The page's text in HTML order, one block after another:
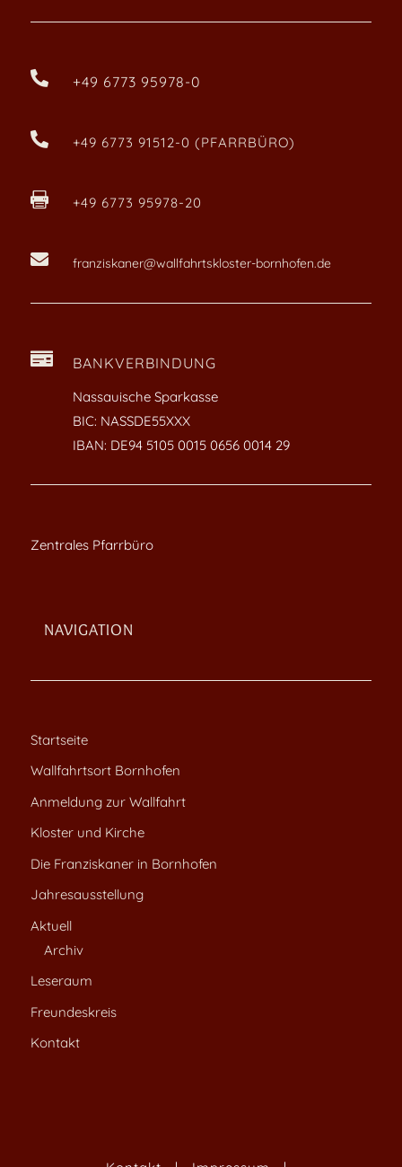
 +49 6773 95978-0
 +49 6773 91512-0 (PFARRBÜRO)
 +49 6773 95978-20
 franziskaner@wallfahrtskloster-bornhofen.de
 BANKVERBINDUNG
Nassauische Sparkasse
BIC: NASSDE55XXX
IBAN: DE94 5105 0015 0656 0014 29
Zentrales Pfarrbüro
NAVIGATION
Startseite
Wallfahrtsort Bornhofen
Anmeldung zur Wallfahrt
Kloster und Kirche
Die Franziskaner in Bornhofen
Jahresausstellung
Aktuell
Archiv
Leseraum
Freundeskreis
Kontakt